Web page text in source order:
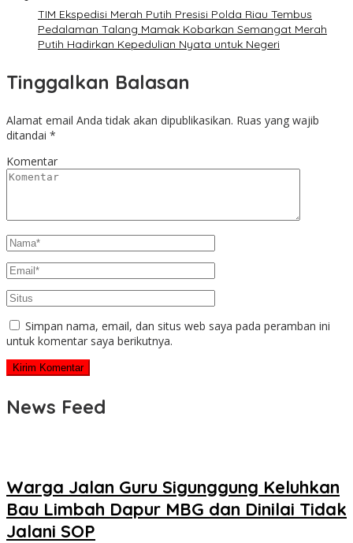
TIM Ekspedisi Merah Putih Presisi Polda Riau Tembus
Pedalaman Talang Mamak Kobarkan Semangat Merah
Putih Hadirkan Kepedulian Nyata untuk Negeri
Tinggalkan Balasan
Alamat email Anda tidak akan dipublikasikan. Ruas yang wajib
ditandai *
Komentar
Simpan nama, email, dan situs web saya pada peramban ini
untuk komentar saya berikutnya.
News Feed
Warga Jalan Guru Sigunggung Keluhkan
Bau Limbah Dapur MBG dan Dinilai Tidak
Jalani SOP